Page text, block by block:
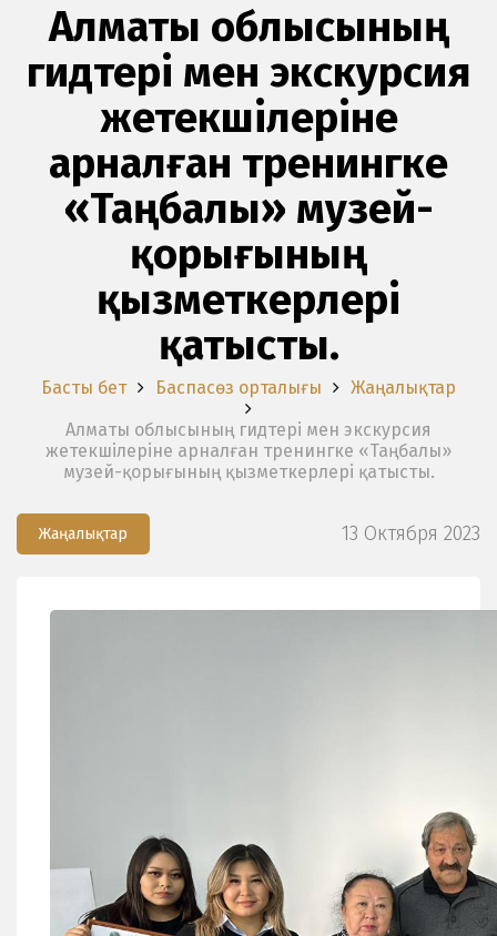
Алматы облысының
гидтері мен экскурсия
жетекшілеріне
арналған тренингке
«Таңбалы» музей-
қорығының
қызметкерлері
қатысты.
Басты бет Баспасөз орталығы
Жаңалықтар
Алматы облысының гидтері мен экскурсия
жетекшілеріне арналған тренингке «Таңбалы»
музей-қорығының қызметкерлері қатысты.
Жаңалықтар 13 Октября 2023